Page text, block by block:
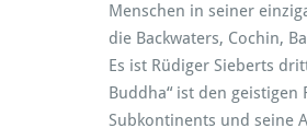
Menschen in seiner
die Backwaters, Cochin,
Es ist Rüdiger Sieberts
Buddha“ ist den
Subkontinents und seine